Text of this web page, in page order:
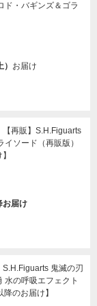
ド・バギンズ＆ゴラ
お届け
再販】S.H.Figuarts
ソード（再販版）
お届け
鬼滅の刃
水の呼吸エフェクト
のお届け】